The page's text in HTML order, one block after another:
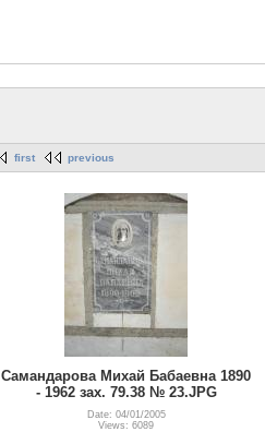
first previous
Самандарова Михай Бабаевна 1890
- 1962 зах. 79.38 № 23.JPG
Date: 04/01/2005
Views: 6089